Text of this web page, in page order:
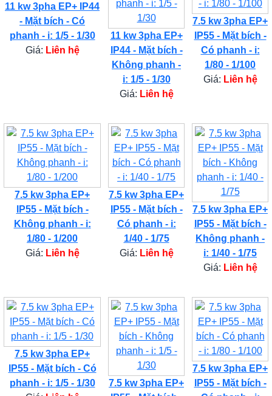
11 kw 3pha EP+ IP44
- Mặt bích - Có
phanh - i: 1/5 - 1/30
Giá: Liên hệ
11 kw 3pha EP+
IP44 - Mặt bích -
Không phanh -
i: 1/5 - 1/30
Giá: Liên hệ
7.5 kw 3pha EP+
IP55 - Mặt bích -
Có phanh - i:
1/80 - 1/100
Giá: Liên hệ
7.5 kw 3pha EP+
IP55 - Mặt bích -
Không phanh - i:
1/80 - 1/200
Giá: Liên hệ
7.5 kw 3pha EP+
IP55 - Mặt bích -
Có phanh - i:
1/40 - 1/75
Giá: Liên hệ
7.5 kw 3pha EP+
IP55 - Mặt bích -
Không phanh -
i: 1/40 - 1/75
Giá: Liên hệ
7.5 kw 3pha EP+
IP55 - Mặt bích - Có
phanh - i: 1/5 - 1/30
7.5 kw 3pha EP+
7.5 kw 3pha EP+
IP55 - Mặt bích -